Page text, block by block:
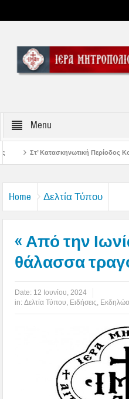
Menu
Κοριτσιών Γυμνασίου
Home Δελτία Τύπου
« Από την
θάλασσα
Date: 12 Ιουνίου, 2024
in:Δελτία Τύπου Ειδήσεις